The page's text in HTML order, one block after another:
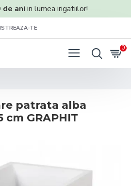
de ani in lumea irigatiilor!
TE
0
patrata alba
cm GRAPHIT